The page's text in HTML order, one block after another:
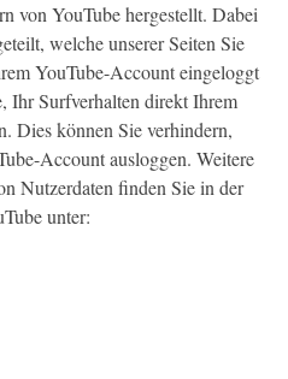
von YouTube hergestellt. Dabei
welche unserer Seiten Sie
YouTube-Account eingeloggt
Ihr Surfverhalten direkt Ihrem
Dies können Sie verhindern,
Account ausloggen. Weitere
Nutzerdaten finden Sie in der
unter: